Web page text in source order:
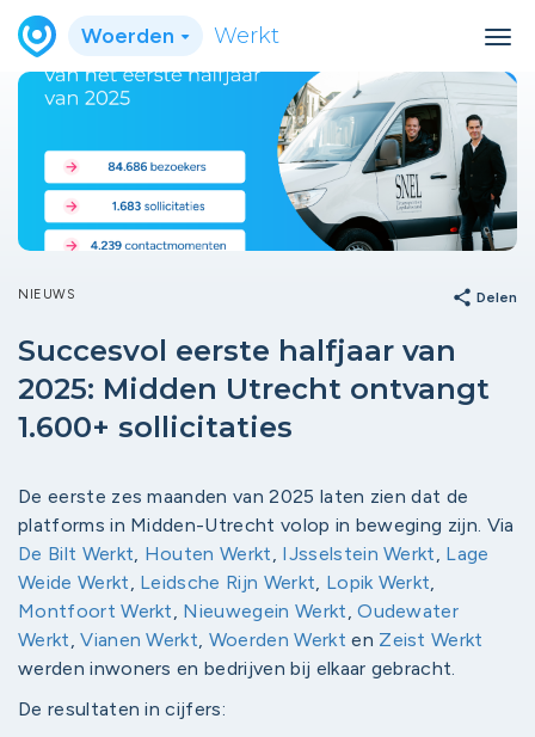
Woerden Werkt
NIEUWS share Delen
Succesvol eerste halfjaar van
2025: Midden Utrecht ontvangt
1.600+ sollicitaties
De eerste zes maanden van 2025 laten zien dat de
platforms in Midden-Utrecht volop in beweging zijn. Via
De Bilt Werkt, Houten Werkt, IJsselstein Werkt, Lage
Weide Werkt, Leidsche Rijn Werkt, Lopik Werkt,
Montfoort Werkt, Nieuwegein Werkt,Oudewater
Werkt,Vianen Werkt, Woerden Werkt en Zeist Werkt
werden inwoners en bedrijven bij elkaar gebracht.
De resultaten in cijfers: